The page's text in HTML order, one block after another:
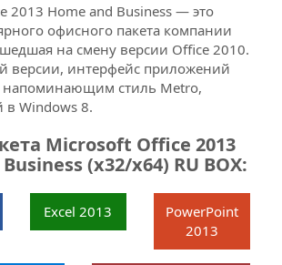
Office 2013 Home and
BOX, вы получаете:
носитель с дистрибутивом
обеспечения, в
упаковке
сертификат
(COA)
2013 Home and Business — это
офисного пакета компании
на смену версии Office 2010.
версии, интерфейс приложений
напоминающим стиль Metro,
Windows 8.
Microsoft Office 2013
(x32/x64) RU BOX:
Excel 2013
PowerPoint
2013